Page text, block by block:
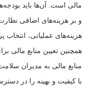
مالی است. آن‌ها باید
و بر هزینه‌های اضافی
هزینه‌های عملیاتی، انتخاب
همچنین تعیین منابع
منابع مالی به مدیران
با کیفیت و بهینه را در